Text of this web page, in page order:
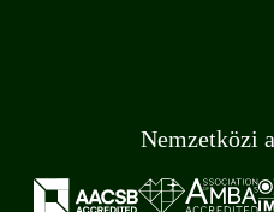
Nemzetközi